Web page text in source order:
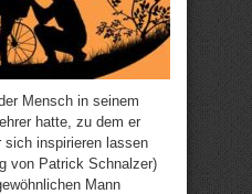
Mensch in seinem
hatte, zu dem er
sich inspirieren lassen
von Patrick Schnalzer)
Mann